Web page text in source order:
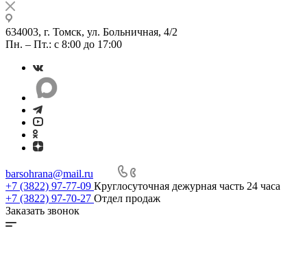
634003, г. Томск, ул. Больничная, 4/2
Пн. – Пт.: с 8:00 до 17:00
barsohrana@mail.ru
+7 (3822) 97-77-09 Круглосуточная дежурная часть 24 часа
+7 (3822) 97-70-27 Отдел продаж
Заказать звонок